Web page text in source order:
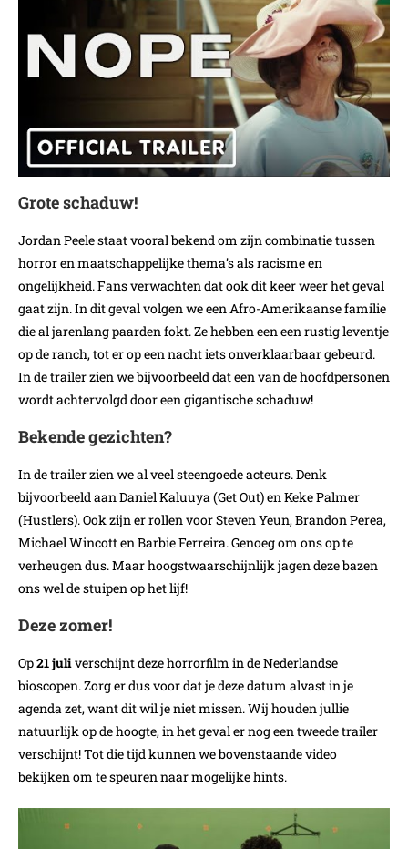
Grote schaduw!
Jordan Peele staat vooral bekend om zijn combinatie tussen
horror en maatschappelijke thema’s als racisme en
ongelijkheid. Fans verwachten dat ook dit keer weer het geval
gaat zijn. In dit geval volgen we een Afro-Amerikaanse familie
die al jarenlang paarden fokt. Ze hebben een een rustig leventje
op de ranch, tot er op een nacht iets onverklaarbaar gebeurd.
In de trailer zien we bijvoorbeeld dat een van de hoofdpersonen
wordt achtervolgd door een gigantische schaduw!
Bekende gezichten?
In de trailer zien we al veel steengoede acteurs. Denk
bijvoorbeeld aan Daniel Kaluuya (Get Out) en Keke Palmer
(Hustlers). Ook zijn er rollen voor Steven Yeun, Brandon Perea,
Michael Wincott en Barbie Ferreira. Genoeg om ons op te
verheugen dus. Maar hoogstwaarschijnlijk jagen deze bazen
ons wel de stuipen op het lijf!
Deze zomer!
Op21 juliverschijnt deze horrorfilm in de Nederlandse
bioscopen. Zorg er dus voor dat je deze datum alvast in je
agenda zet, want dit wil je niet missen. Wij houden jullie
natuurlijk op de hoogte, in het geval er nog een tweede trailer
verschijnt! Tot die tijd kunnen we bovenstaande video
bekijken om te speuren naar mogelijke hints.